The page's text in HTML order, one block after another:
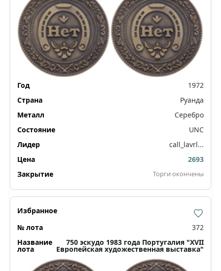
1972
Руанда
Серебро
UNC
call_lavrl...
2693
Торги окончены
372
750 эскудо 1983 года Португалия "XVII
Европейская художественная выставка"